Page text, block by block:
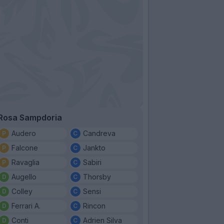
Sampdoria
Audero
Falcone
Ravaglia
Augello
Colley
Ferrari A.
Conti
Candreva
Jankto
Sabiri
Thorsby
Sensi
Rincon
Adrien Silva